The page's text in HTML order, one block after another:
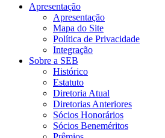
Apresentação
Apresentação
Mapa do Site
Política de Privacidade
Integração
Sobre a SEB
Histórico
Estatuto
Diretoria Atual
Diretorias Anteriores
Sócios Honorários
Sócios Beneméritos